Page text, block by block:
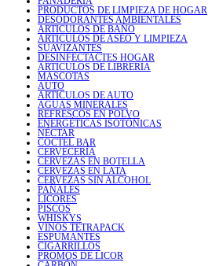
PRODUCTOS DE LIMPIEZA DE HOGAR
DESODORANTES AMBIENTALES
ARTICULOS DE BAÑO
ARTICULOS DE ASEO Y LIMPIEZA
SUAVIZANTES
DESINFECTACTES HOGAR
ARTICULOS DE LIBRERIA
MASCOTAS
AUTO
ARTICULOS DE AUTO
AGUAS MINERALES
REFRESCOS EN POLVO
ENERGÉTICAS ISOTÓNICAS
NÉCTAR
COCTEL BAR
CERVECERÍA
CERVEZAS EN BOTELLA
CERVEZAS EN LATA
CERVEZAS SIN ALCOHOL
PAÑALES
LICORES
PISCOS
WHISKYS
VINOS TETRAPACK
ESPUMANTES
CIGARRILLOS
PROMOS DE LICOR